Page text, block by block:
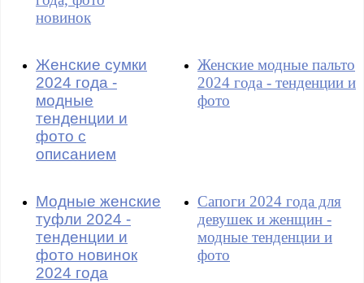
новинок
Женские сумки
2024 года -
модные
тенденции и
фото с
описанием
Женские модные пальто
2024 года - тенденции и
фото
Модные женские
туфли 2024 -
тенденции и
фото новинок
2024 года
Сапоги 2024 года для
девушек и женщин -
модные тенденции и
фото